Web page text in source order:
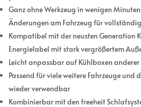
Ganz ohne Werkzeug in wenigen
Änderungen am Fahrzeug für
Kompatibel mit der neusten Generation
Energielabel mit stark vergrößertem
Leicht anpassbar auf Kühlboxen anderer
Passend für viele weitere Fahrzeuge und
wieder verwendbar
Kombinierbar mit den freeheit